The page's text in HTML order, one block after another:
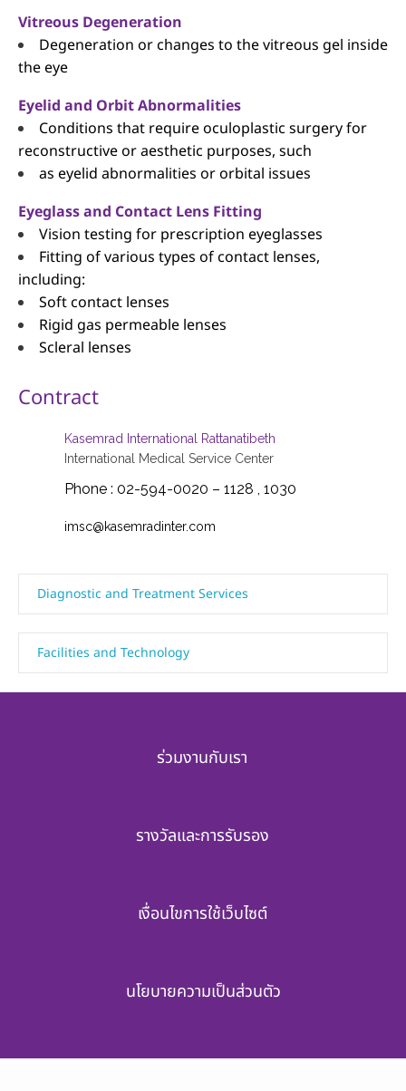
Vitreous Degeneration
Degeneration or changes to the vitreous gel inside
the eye
Eyelid and Orbit Abnormalities
Conditions that require oculoplastic surgery for
reconstructive or aesthetic purposes, such
as eyelid abnormalities or orbital issues
Eyeglass and Contact Lens Fitting
Vision testing for prescription eyeglasses
Fitting of various types of contact lenses,
including:
Soft contact lenses
Rigid gas permeable lenses
Scleral lenses
Contract
Kasemrad International Rattanatibeth
International Medical Service Center
Phone : 02-594-0020 – 1128 , 1030
imsc@kasemradinter.com
Diagnostic and Treatment Services
Facilities and Technology
ร่วมงานกับเรา
รางวัลและการรับรอง
เงื่อนไขการใช้เว็บไซต์
นโยบายความเป็นส่วนตัว